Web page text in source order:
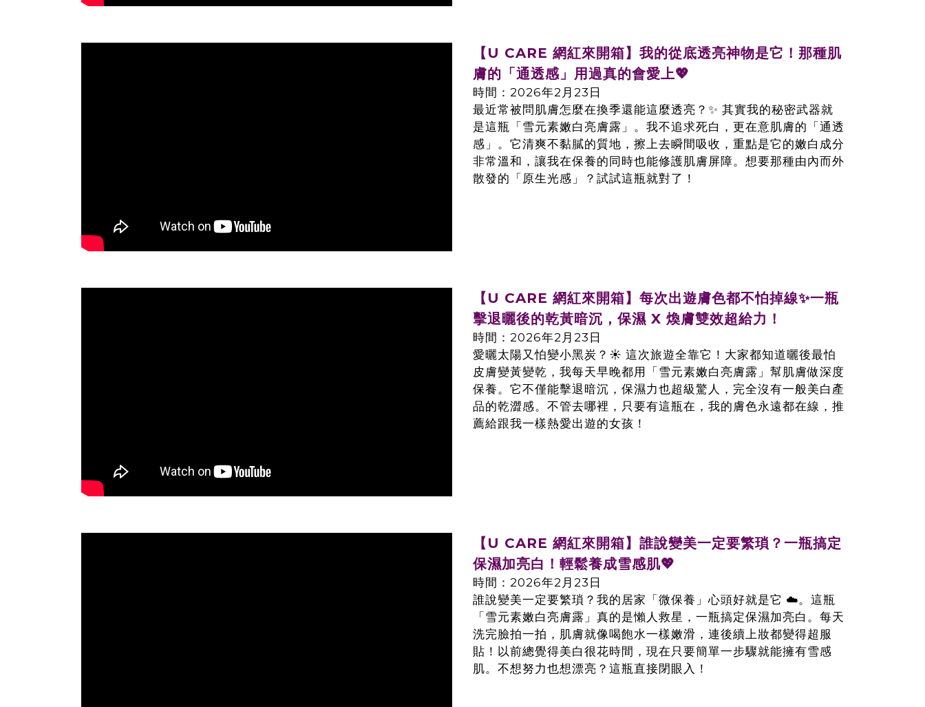
【U CARE 網紅來開箱】我的從底透亮神物是它！那種肌
膚的「通透感」用過真的會愛上💖
時間：2026年2月23日
最近常被問肌膚怎麼在換季還能這麼透亮？✨ 其實我的秘密武器就
是這瓶「雪元素嫩白亮膚露」。我不追求死白，更在意肌膚的「通透
感」。它清爽不黏膩的質地，擦上去瞬間吸收，重點是它的嫩白成分
非常溫和，讓我在保養的同時也能修護肌膚屏障。想要那種由內而外
散發的「原生光感」？試試這瓶就對了！
【U CARE 網紅來開箱】每次出遊膚色都不怕掉線✨一瓶
擊退曬後的乾黃暗沉，保濕 X 煥膚雙效超給力！
時間：2026年2月23日
愛曬太陽又怕變小黑炭？☀️ 這次旅遊全靠它！大家都知道曬後最怕
皮膚變黃變乾，我每天早晚都用「雪元素嫩白亮膚露」幫肌膚做深度
保養。它不僅能擊退暗沉，保濕力也超級驚人，完全沒有一般美白產
品的乾澀感。不管去哪裡，只要有這瓶在，我的膚色永遠都在線，推
薦給跟我一樣熱愛出遊的女孩！
【U CARE 網紅來開箱】誰說變美一定要繁瑣？一瓶搞定
保濕加亮白！輕鬆養成雪感肌💖
時間：2026年2月23日
誰說變美一定要繁瑣？我的居家「微保養」心頭好就是它 ☁️。這瓶
「雪元素嫩白亮膚露」真的是懶人救星，一瓶搞定保濕加亮白。每天
洗完臉拍一拍，肌膚就像喝飽水一樣嫩滑，連後續上妝都變得超服
貼！以前總覺得美白很花時間，現在只要簡單一步驟就能擁有雪感
肌。不想努力也想漂亮？這瓶直接閉眼入！